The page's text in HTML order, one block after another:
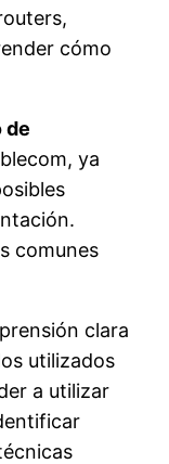
cómo
de
ya
comunes
clara
utilizados
a utilizar